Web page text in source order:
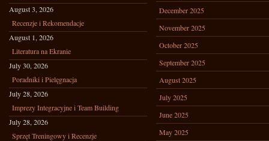
August 3, 2026
Recenzje i Rekomendacje
August 1, 2026
Literatura na Ekranie
July 30, 2026
Poradniki i Pielęgnacja
July 28, 2026
Imprezy Integracyjne i Team Building
July 28, 2026
Sprzęt Treningowy i Recenzje
December 2025
November 2025
October 2025
September 2025
August 2025
July 2025
June 2025
May 2025